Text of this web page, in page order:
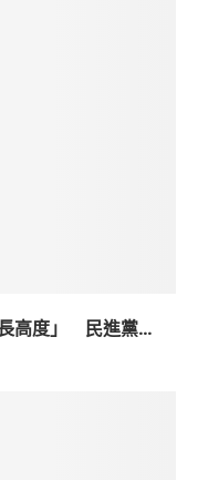
高度」 民進黨...